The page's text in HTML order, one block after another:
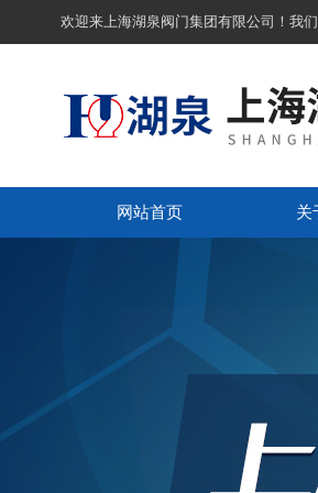
欢迎来上海湖泉阀门集团有限公司！我
网站首页 关